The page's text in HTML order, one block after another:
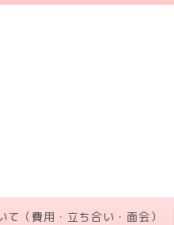
て（費用・立ち合い・面会）